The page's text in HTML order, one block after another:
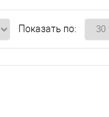
Показать по: